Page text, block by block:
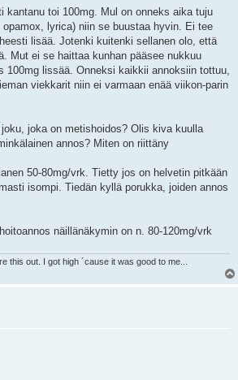
kantanu toi 100mg. Mul on onneks aika tuju
lyrica) niin se buustaa hyvin. Ei tee
lisää. Jotenki kuitenki sellanen olo, että
Mut ei se haittaa kunhan pääsee nukkuu
100mg lissää. Onneksi kaikkii annoksiin tottuu,
viekkarit niin ei varmaan enää viikon-parin
joka on metishoidos? Olis kiva kuulla
annos? Miten on riittäny
50-80mg/vrk. Tietty jos on helvetin pitkään
isompi. Tiedän kyllä porukka, joiden annos
näillänäkymin on n. 80-120mg/vrk
this out. I got high ´cause it was good to me...